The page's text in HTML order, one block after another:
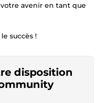
avenir en tant que
succès !
disposition